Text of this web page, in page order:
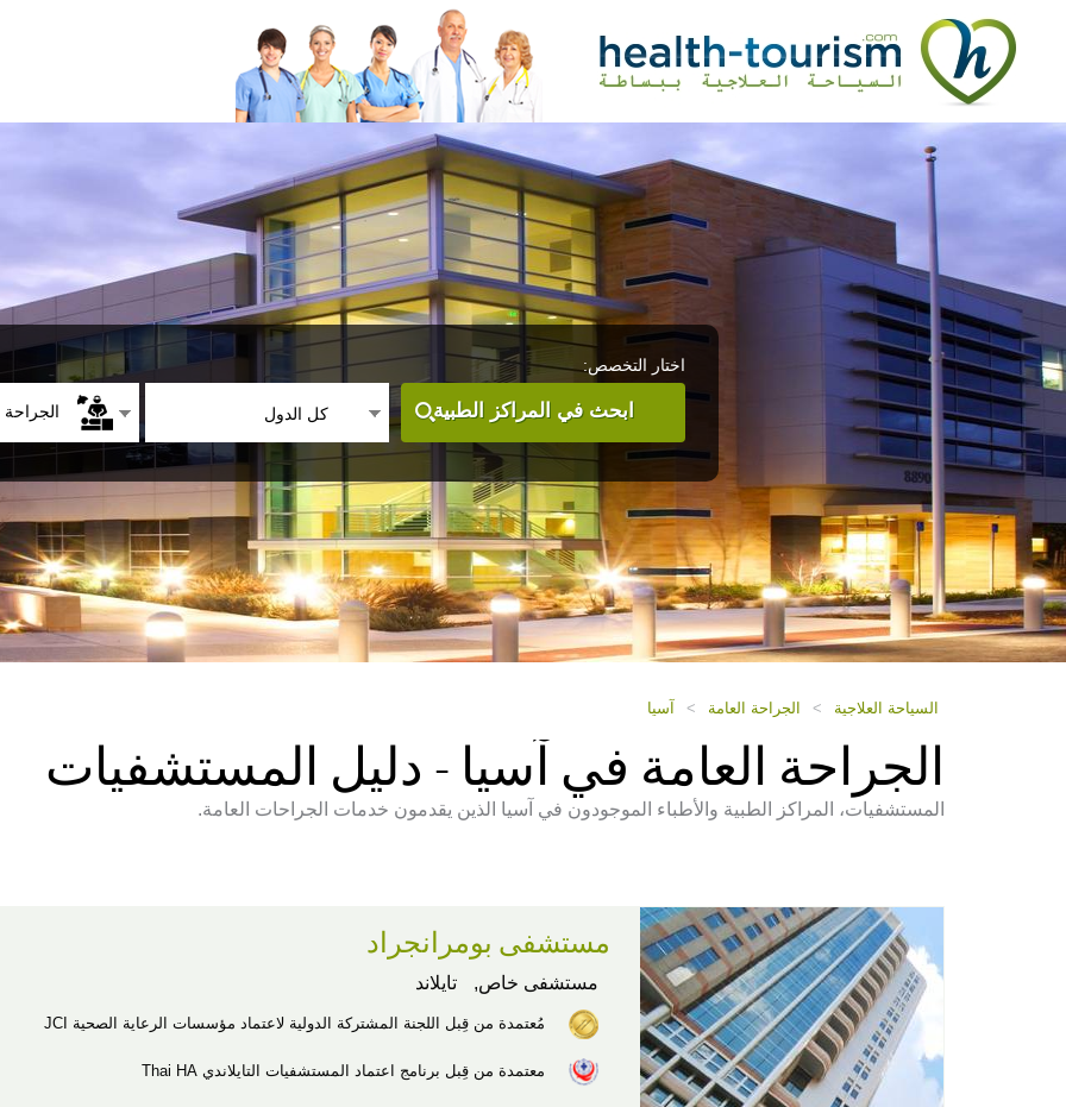
اختار التخصص:
الجراحة كل الدول ابحث في المراكز الطبية
السياحة العلاجية > الجراحة العامة > آسيا
الجراحة العامة في آسيا - دليل المستشفيات
المستشفيات، المراكز الطبية والأطباء الموجودون في آسيا الذين يقدمون خدمات الجراحات العامة.
مستشفى بومرانجراد
مستشفى خاص, تايلاند
مُعتمدة من قِبل اللجنة المشتركة الدولية لاعتماد مؤسسات الرعاية الصحية JCI
معتمدة من قِبل برنامج اعتماد المستشفيات التايلاندي Thai HA